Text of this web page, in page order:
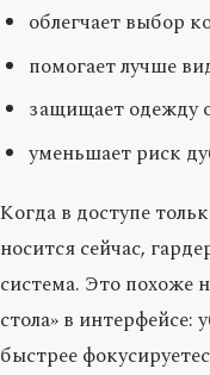
облегчает выбор
помогает лучше
защищает одежду
уменьшает риск
Когда в доступе
носится сейчас,
система. Это похоже
стола» в
быстрее